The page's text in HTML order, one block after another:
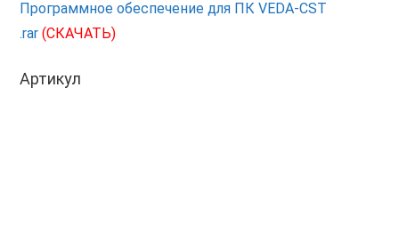
Программное обеспечение для ПК VEDA-CST
.rar(СКАЧАТЬ)
Артикул